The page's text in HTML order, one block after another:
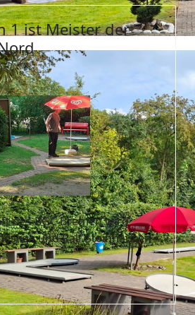
1 ist Meister der
des BGC Bremen wird
und Ralf Steinhausen